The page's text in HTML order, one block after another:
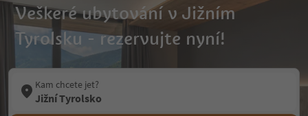
Veškeré ubytování v Jižním
Tyrolsku - rezervujte nyní!
Kam chcete jet?
Jižní Tyrolsko